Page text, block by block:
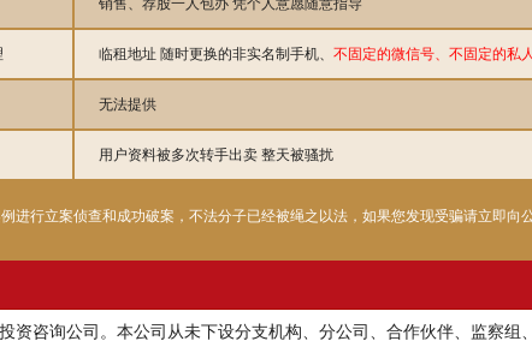
销售、荐股一人包办 凭个人意愿随意指导
临租地址 随时更换的非实名制手机、 不固定的微信号、不固定的私
无法提供
用户资料被多次转手出卖 整天被骚扰
进行立案侦查和成功破案，不法分子已经被绳之以法，如果您发现受骗请立即向
资咨询公司。本公司从未下设分支机构、分公司、合作伙伴、监察组